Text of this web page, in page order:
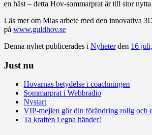
en häst – detta Hov-sommarprat är till stor
Läs mer om Mias arbete med den innovativa
på www.guldhov.se
Denna nyhet publicerades i Nyheterden 16
Just nu
Hovarnas betydelse i coachningen
Sommarprat i Webbradio
Nystart
VIP-mejlen gör din förändring rolig och
Ta kraften i egna händer!